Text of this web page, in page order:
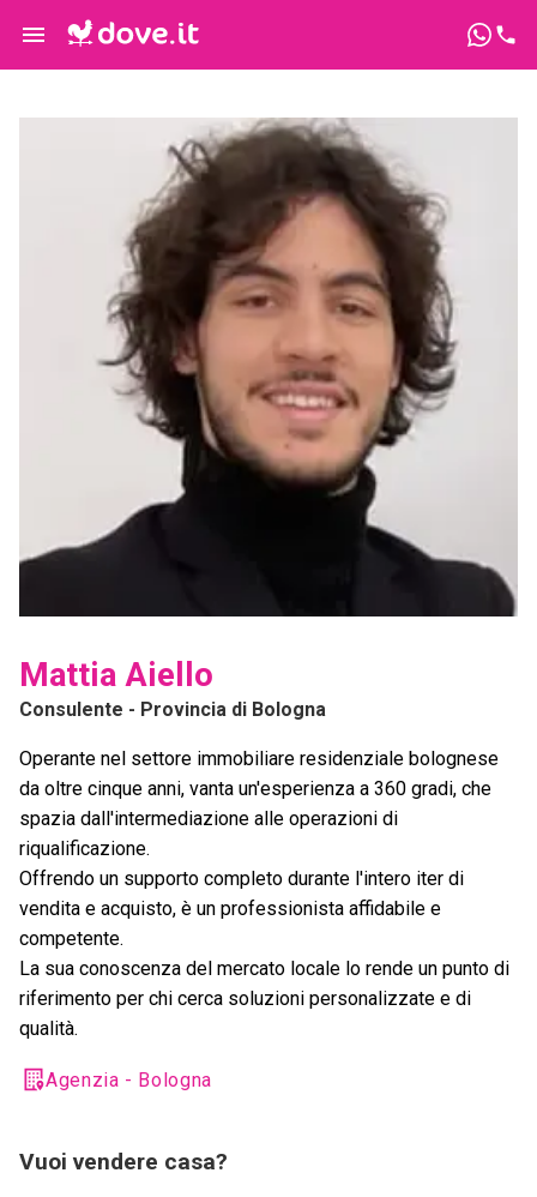
Mattia Aiello
Consulente - Provincia di Bologna
Operante nel settore immobiliare residenziale bolognese
da oltre cinque anni, vanta un'esperienza a 360 gradi, che
spazia dall'intermediazione alle operazioni di
riqualificazione.
Offrendo un supporto completo durante l'intero iter di
vendita e acquisto, è un professionista affidabile e
competente.
La sua conoscenza del mercato locale lo rende un punto di
riferimento per chi cerca soluzioni personalizzate e di
qualità.
Agenzia - Bologna
Vuoi vendere casa?